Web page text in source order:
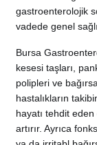
gastroenterolojik
vadede genel
Bursa
kesesi taşları,
polipleri ve
hastalıkların
hayatı tehdit eden
artırır. Ayrıca